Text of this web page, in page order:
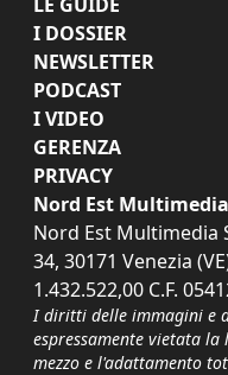
I DOSSIER
NEWSLETTER
PODCAST
I VIDEO
GERENZA
PRIVACY
Nord Est
Nord Est Multimedia
34, 30171 Venezia
1.432.522,00 C.F.
I diritti delle immagini e
espressamente vietata
mezzo e l'adattamento